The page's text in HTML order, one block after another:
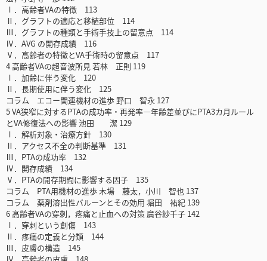
Ⅰ．高齢者VAの特徴 113
Ⅱ．グラフトの適応と移植部位 114
Ⅲ．グラフトの種類と手術手技上の留意点 114
Ⅳ．AVG の開存成績 116
Ⅴ．高齢者の特徴とVA手術時の留意点 117
4 高齢者VAの超音波所見 若林 正則 119
Ⅰ．加齢に伴う変化 120
Ⅱ．長期使用に伴う変化 125
コラム エコー関連機材の進歩 野口 智永 127
5 VA狭窄に対するPTAの成功率・再発率―年齢差並びにPTA3カ月ルール
とVA修復法への影響 池田 潔 129
Ⅰ．解析対象・治療方針 130
Ⅱ．アクセス不全の判断基準 131
Ⅲ．PTAの成功率 132
Ⅳ．開存成績 134
Ⅴ．PTAの開存期間に影響する因子 135
コラム PTA用機材の進歩 木場 藤太，小川 智也 137
コラム 薬剤溶出性バルーンとその効用 堀田 祐紀 139
6 高齢者VAの穿刺，疼痛と止血への対策 廣谷紗千子 142
Ⅰ．穿刺という創傷 143
Ⅱ．疼痛の定義と分類 144
Ⅲ．皮膚の構造 145